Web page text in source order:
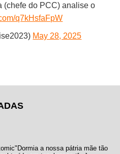
(chefe do PCC) analise o
q7kHsfaFpW
May 28, 2025